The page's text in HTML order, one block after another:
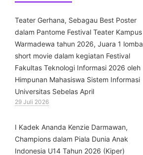
Teater Gerhana, Sebagau Best Poster
dalam Pantome Festival Teater Kampus
Warmadewa tahun 2026, Juara 1 lomba
short movie dalam kegiatan Festival
Fakultas Teknologi Informasi 2026 oleh
Himpunan Mahasiswa Sistem Informasi
Universitas Sebelas April
29 Juli 2026
⁠I Kadek Ananda Kenzie Darmawan,
Champions dalam Piala Dunia Anak
Indonesia U14 Tahun 2026 (Kiper)